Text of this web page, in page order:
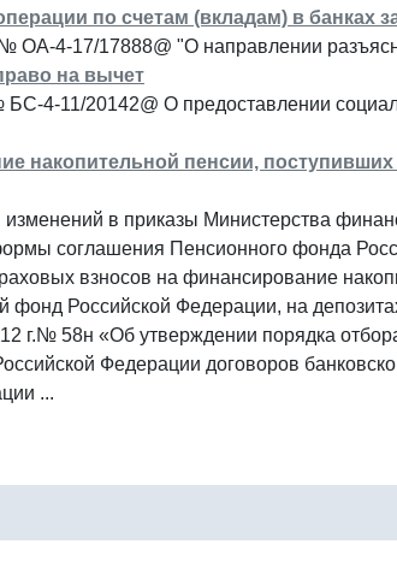
по счетам (вкладам) в банках
ОА-4-17/17888@ "О направлении
на вычет
4-11/20142@ О предоставлении
накопительной пенсии,
в приказы Министерства
соглашения Пенсионного фонда
взносов на финансирование
фонд Российской Федерации, на
г.№ 58н «Об утверждении порядка
Федерации договоров
...